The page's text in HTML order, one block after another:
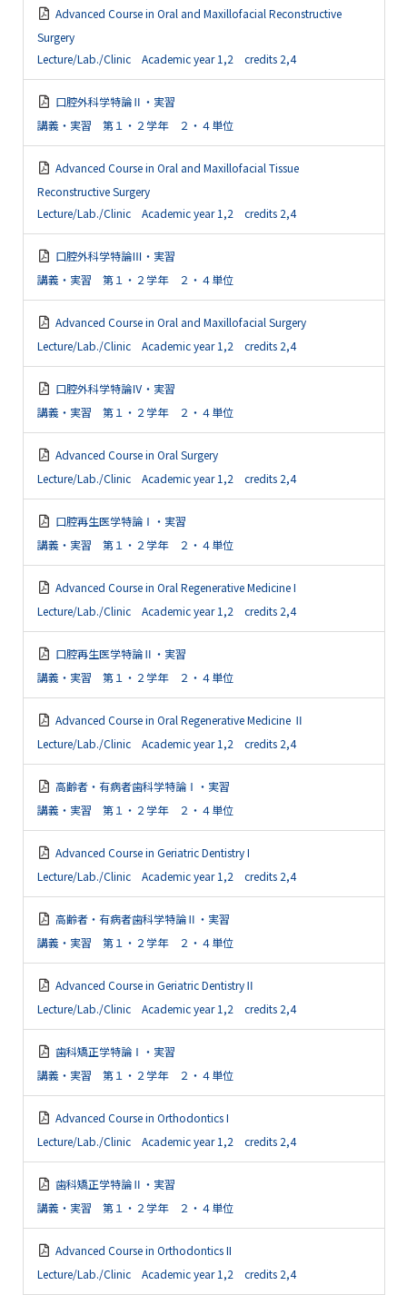
Advanced Course in Oral and Maxillofacial Reconstructive
Surgery
Lecture/Lab./Clinic Academic year 1,2 credits 2,4
口腔外科学特論Ⅱ・実習
講義・実習 第１・２学年 ２・４単位
Advanced Course in Oral and Maxillofacial Tissue
Reconstructive Surgery
Lecture/Lab./Clinic Academic year 1,2 credits 2,4
口腔外科学特論Ⅲ・実習
講義・実習 第１・２学年 ２・４単位
Advanced Course in Oral and Maxillofacial Surgery
Lecture/Lab./Clinic Academic year 1,2 credits 2,4
口腔外科学特論Ⅳ・実習
講義・実習 第１・２学年 ２・４単位
Advanced Course in Oral Surgery
Lecture/Lab./Clinic Academic year 1,2 credits 2,4
口腔再生医学特論Ⅰ・実習
講義・実習 第１・２学年 ２・４単位
Advanced Course in Oral Regenerative Medicine I
Lecture/Lab./Clinic Academic year 1,2 credits 2,4
口腔再生医学特論Ⅱ・実習
講義・実習 第１・２学年 ２・４単位
Advanced Course in Oral Regenerative Medicine Ⅱ
Lecture/Lab./Clinic Academic year 1,2 credits 2,4
高齢者・有病者歯科学特論Ⅰ・実習
講義・実習 第１・２学年 ２・４単位
Advanced Course in Geriatric Dentistry I
Lecture/Lab./Clinic Academic year 1,2 credits 2,4
高齢者・有病者歯科学特論Ⅱ・実習
講義・実習 第１・２学年 ２・４単位
Advanced Course in Geriatric DentistryⅡ
Lecture/Lab./Clinic Academic year 1,2 credits 2,4
歯科矯正学特論Ⅰ・実習
講義・実習 第１・２学年 ２・４単位
Advanced Course in Orthodontics I
Lecture/Lab./Clinic Academic year 1,2 credits 2,4
歯科矯正学特論Ⅱ・実習
講義・実習 第１・２学年 ２・４単位
Advanced Course in Orthodontics II
Lecture/Lab./Clinic Academic year 1,2 credits 2,4